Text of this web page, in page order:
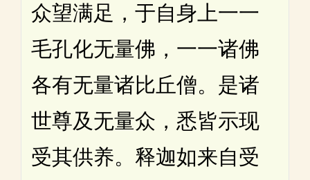
众望满足，于自身上一一
毛孔化无量佛，一一诸佛
各有无量诸比丘僧。是诸
世尊及无量众，悉皆示现
受其供养。释迦如来自受